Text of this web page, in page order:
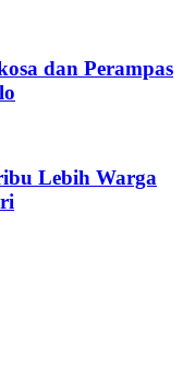
dan Perampas
Lebih Warga